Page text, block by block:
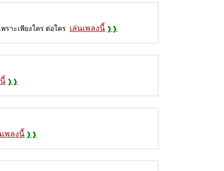
าะเพียงใคร ต่อใคร เล่นเพลงนี้
เพลงนี้